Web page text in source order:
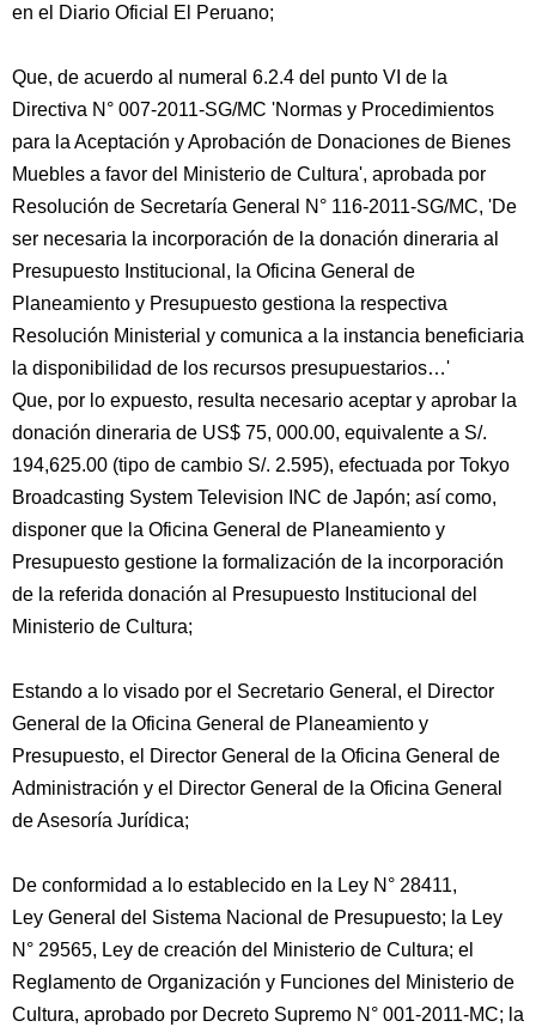
en el Diario Oficial El Peruano;
Que, de acuerdo al numeral 6.2.4 del punto VI de la
Directiva N° 007-2011-SG/MC 'Normas y Procedimientos
para la Aceptación y Aprobación de Donaciones de Bienes
Muebles a favor del Ministerio de Cultura', aprobada por
Resolución de Secretaría General N° 116-2011-SG/MC, 'De
ser necesaria la incorporación de la donación dineraria al
Presupuesto Institucional, la Oficina General de
Planeamiento y Presupuesto gestiona la respectiva
Resolución Ministerial y comunica a la instancia beneficiaria
la disponibilidad de los recursos presupuestarios…'
Que, por lo expuesto, resulta necesario aceptar y aprobar la
donación dineraria de US$ 75, 000.00, equivalente a S/.
194,625.00 (tipo de cambio S/. 2.595), efectuada por Tokyo
Broadcasting System Television INC de Japón; así como,
disponer que la Oficina General de Planeamiento y
Presupuesto gestione la formalización de la incorporación
de la referida donación al Presupuesto Institucional del
Ministerio de Cultura;
Estando a lo visado por el Secretario General, el Director
General de la Oficina General de Planeamiento y
Presupuesto, el Director General de la Oficina General de
Administración y el Director General de la Oficina General
de Asesoría Jurídica;
De conformidad a lo establecido en la Ley N° 28411,
Ley General del Sistema Nacional de Presupuesto; la Ley
N° 29565, Ley de creación del Ministerio de Cultura; el
Reglamento de Organización y Funciones del Ministerio de
Cultura, aprobado por Decreto Supremo N° 001-2011-MC; la